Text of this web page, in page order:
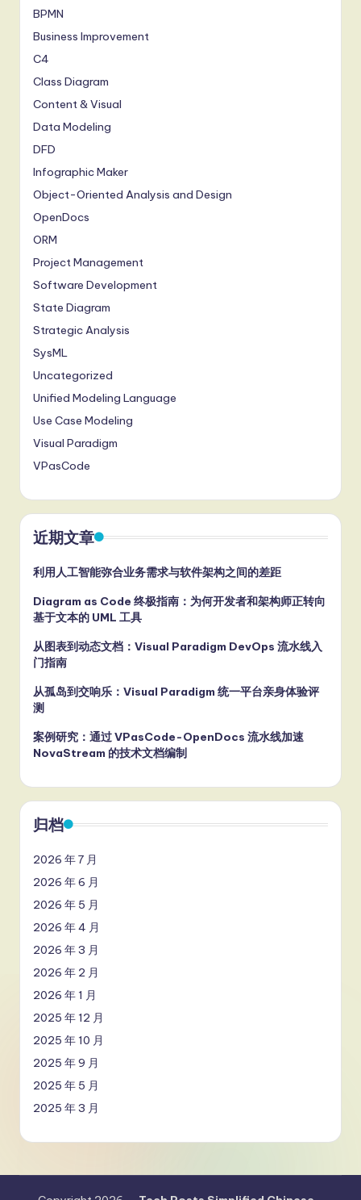
BPMN
Business Improvement
C4
Class Diagram
Content & Visual
Data Modeling
DFD
Infographic Maker
Object-Oriented Analysis and Design
OpenDocs
ORM
Project Management
Software Development
State Diagram
Strategic Analysis
SysML
Uncategorized
Unified Modeling Language
Use Case Modeling
Visual Paradigm
VPasCode
近期文章
利用人工智能弥合业务需求与软件架构之间的差距
Diagram as Code 终极指南：为何开发者和架构师正转向
基于文本的 UML 工具
从图表到动态文档：Visual Paradigm DevOps 流水线入
门指南
从孤岛到交响乐：Visual Paradigm 统一平台亲身体验评
测
案例研究：通过 VPasCode-OpenDocs 流水线加速
NovaStream 的技术文档编制
归档
2026 年 7 月
2026 年 6 月
2026 年 5 月
2026 年 4 月
2026 年 3 月
2026 年 2 月
2026 年 1 月
2025 年 12 月
2025 年 10 月
2025 年 9 月
2025 年 5 月
2025 年 3 月